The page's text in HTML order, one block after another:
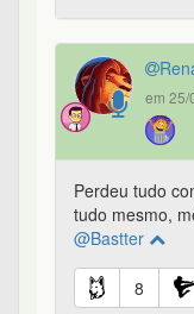
em 25/
Perdeu tudo
tudo mesmo,
@Bastter
8